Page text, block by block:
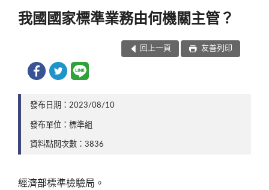
我國國家標準業務由何機關主管？
回上一頁 友善列印
發布日期：2023/08/10
發布單位：標準組
資料點閱次數：3836
經濟部標準檢驗局。